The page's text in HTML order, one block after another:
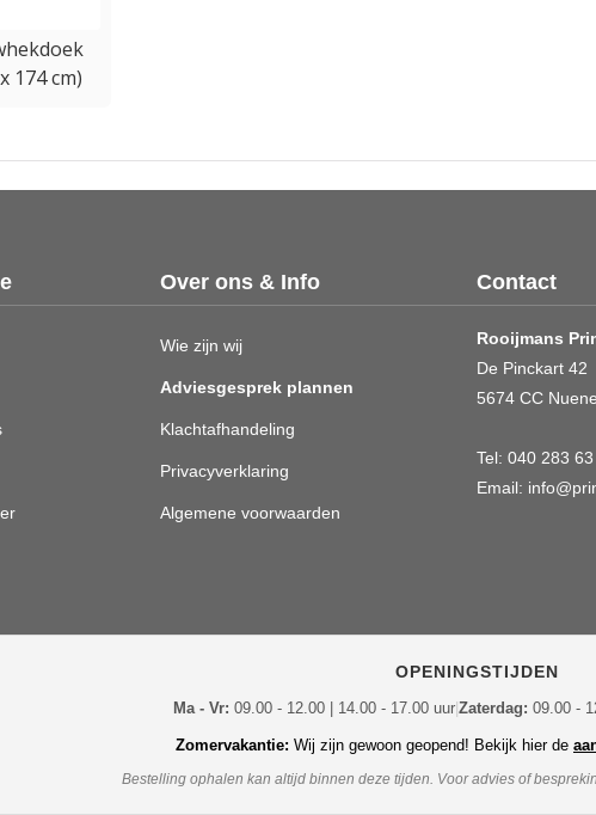
174 cm)
Over ons & Info
Wie zijn wij
Adviesgesprek plannen
Klachtafhandeling
Privacyverklaring
Algemene voorwaarden
Contact
Rooijmans
De Pinckart 42
5674 CC
Tel: 040 283 63
Email:
OPENINGSTIJDEN
Ma - Vr: 09.00 - 12.00 | 14.00 - 17.00 uur| Zaterdag: 09.00 -
Zomervakantie: Wij zijn gewoon geopend! Bekijk hier de
Bestelling ophalen kan altijd binnen deze tijden. Voor advies of